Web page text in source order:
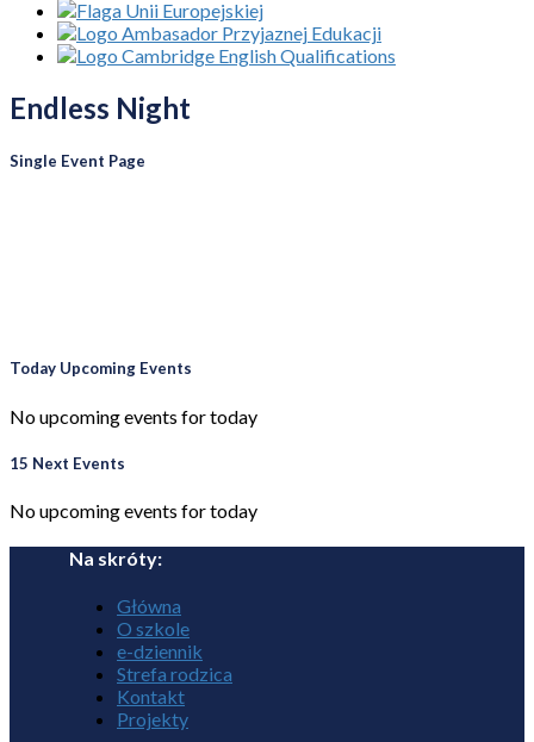
Endless Night
Single Event Page
Today Upcoming Events
No upcoming events for today
15 Next Events
No upcoming events for today
Na skróty:
Główna
O szkole
e-dziennik
Strefa rodzica
Kontakt
Projekty